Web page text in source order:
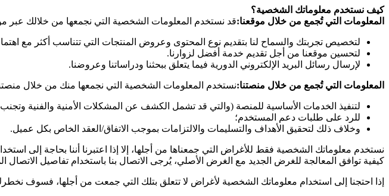
كيف نستخدم معلوماتك الشخصية؟
المعلومات التي تُجمع من خلال موقعنا:قد نستخدم المعلومات الشخصية التي نجمعها من خلالك عبر
لتخصيص تجربتك والسماح لنا بتقديم نوع المحتوى وعروض المنتجات التي تتناسب أكثر مع
لتحسين موقعنا من أجل تقديم خدمة أفضل لزوارنا.
لإرسال رسائل البريد الإلكتروني الدورية فيما يتعلق ببحثنا ودراساتنا وعروضنا.
المعلومات التي تُجمع من خلال منصتنا:نستخدم المعلومات الشخصية التي نجمعها منك من خلال
لتنفيذ الخدمات الأساسية للمنصة (والتي قد تشمل الكشف عن المشكلات الأمنية والفنية وتجنب
للرد على طلبات دعم المستخدم؛
وخلاف ذلك لتحقيق الأهداف والتسليمات والالتزامات بموجب الاتفاق/العقد الخاص بكل عميل.
نستخدم معلوماتك الشخصية فقط للأغراض التي جمعناها من أجلها، إلا إذا اعتبرنا أننا بحاجة
كيفية توافق المعالجة للغرض الجديد مع الغرض الأصلي، يُرجى الاتصال بنا باستخدام تفاصيل الاتصال
إذا احتجنا إلى استخدام معلوماتك الشخصية لأغراض لا تتعلق بتلك التي جمعت من أجلها، فسوف